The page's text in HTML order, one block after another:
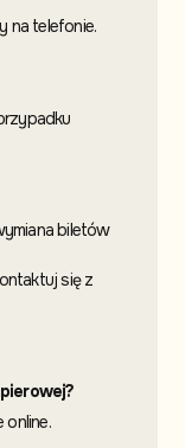
na telefonie.
biletów
się z
online.